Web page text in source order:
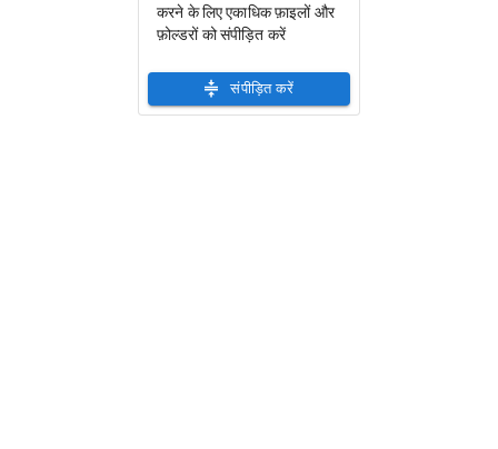
करने के लिए एकाधिक फ़ाइलों और
फ़ोल्डरों को संपीड़ित करें
संपीड़ित करें